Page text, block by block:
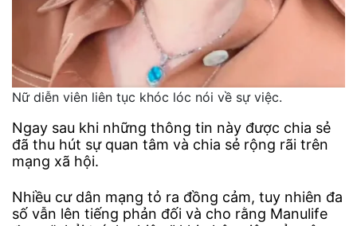
Nữ diễn viên liên tục khóc lóc nói về sự việc.
Ngay sau khi những thông tin này được chia sẻ
đã thu hút sự quan tâm và chia sẻ rộng rãi trên
mạng xã hội.
Nhiều cư dân mạng tỏ ra đồng cảm, tuy nhiên đa
số vẫn lên tiếng phản đối và cho rằng Manulife